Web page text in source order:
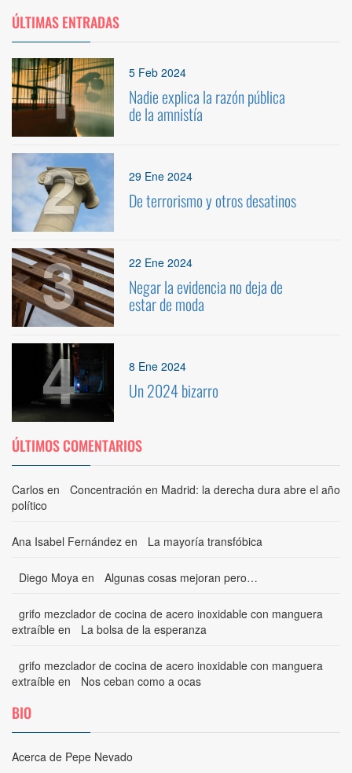
ÚLTIMAS ENTRADAS
1 5 Feb 2024
Nadie explica la razón pública
de la amnistía
2 29 Ene 2024
De terrorismo y otros desatinos
3 22 Ene 2024
Negar la evidencia no deja de
estar de moda
4 8 Ene 2024
Un 2024 bizarro
ÚLTIMOS COMENTARIOS
Carlos en
Concentración en Madrid: la derecha dura abre el año
político
Ana Isabel Fernández en La mayoría transfóbica
Diego Moya en Algunas cosas mejoran pero…
grifo mezclador de cocina de acero inoxidable con manguera
extraíble en La bolsa de la esperanza
grifo mezclador de cocina de acero inoxidable con manguera
extraíble en Nos ceban como a ocas
BIO
Acerca de Pepe Nevado